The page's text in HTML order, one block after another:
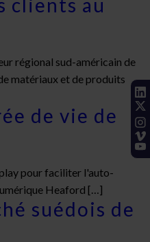
clients au
régional sud-américain de
matériaux et de produits
de vie de
pour faciliter l'auto-
Heaford […]
suédois de